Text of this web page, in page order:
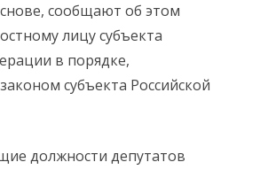
сообщают об этом
лицу субъекта
в порядке,
субъекта Российской
должности депутатов